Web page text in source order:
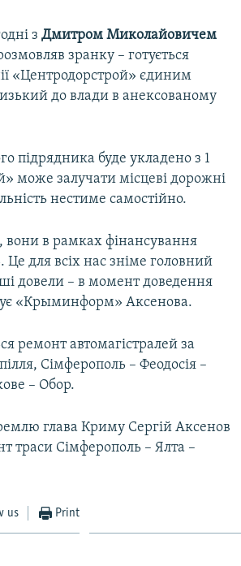
зДмитром Миколайовичем
зранку – готується
«Центродорстрой» єдиним
до влади в анексованому
підрядника буде укладено з 1
може залучати місцеві дорожні
нестиме самостійно.
в рамках фінансування
Це для всіх нас зніме головний
довели – в момент доведення
«Крыминформ» Аксенова.
ремонт автомагістралей за
Сімферополь – Феодосія –
– Обор.
глава Криму Сергій Аксенов
траси Сімферополь – Ялта –
us Print